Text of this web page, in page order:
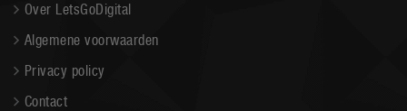
Over LetsGoDigital
Algemene voorwaarden
Privacy policy
Contact